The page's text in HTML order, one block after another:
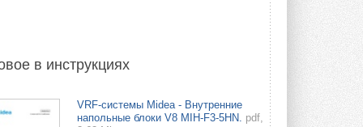
в инструкциях
VRF-системы Midea - Внутренние
напольные блоки V8 MIH-F3-5HN. pdf,